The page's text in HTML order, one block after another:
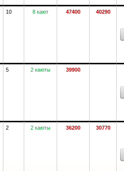
10 8 кают 47400 40290
5 2 каюты 39900
2 2 каюты 36200 30770